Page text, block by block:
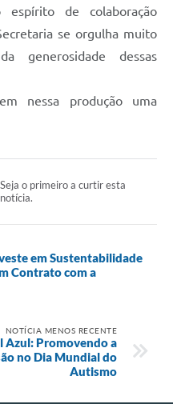
de colaboração
se orgulha muito
generosidade dessas
nessa produção uma
Seja o primeiro a curtir esta
notícia.
em Sustentabilidade
Contrato com a
NOTÍCIA MENOS RECENTE
Azul: Promovendo a
no Dia Mundial do
Autismo